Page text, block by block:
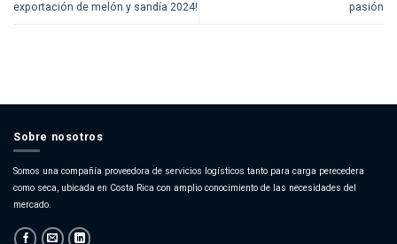
exportación de melón y sandía 2024!
pasión
Sobre nosotros
Somos una compañía proveedora de servicios logísticos tanto para carga perecedera
como seca, ubicada en Costa Rica con amplio conocimiento de las necesidades del
mercado.